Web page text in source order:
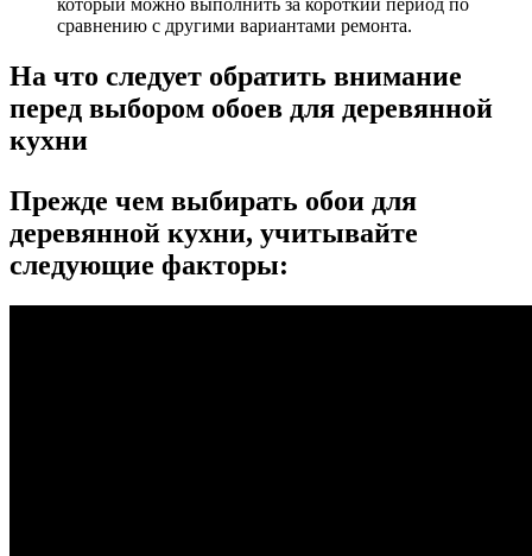
который можно выполнить за короткий период по
сравнению с другими вариантами ремонта.
На что следует обратить внимание
перед выбором обоев для деревянной
кухни
Прежде чем выбирать обои для
деревянной кухни, учитывайте
следующие факторы: